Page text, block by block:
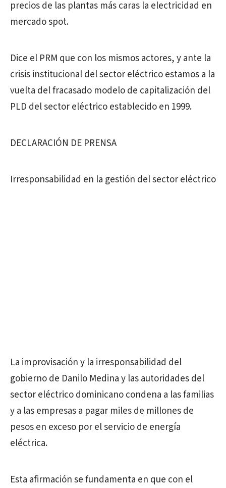
precios de las plantas más caras la electricidad en
mercado spot.
Dice el PRM que con los mismos actores, y ante la
crisis institucional del sector eléctrico estamos a la
vuelta del fracasado modelo de capitalización del
PLD del sector eléctrico establecido en 1999.
DECLARACIÓN DE PRENSA
Irresponsabilidad en la gestión del sector eléctrico
La improvisación y la irresponsabilidad del
gobierno de Danilo Medina y las autoridades del
sector eléctrico dominicano condena a las familias
y a las empresas a pagar miles de millones de
pesos en exceso por el servicio de energía
eléctrica.
Esta afirmación se fundamenta en que con el